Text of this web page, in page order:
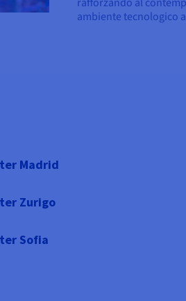
ambiente tecnologico
Madrid
Zurigo
Sofia